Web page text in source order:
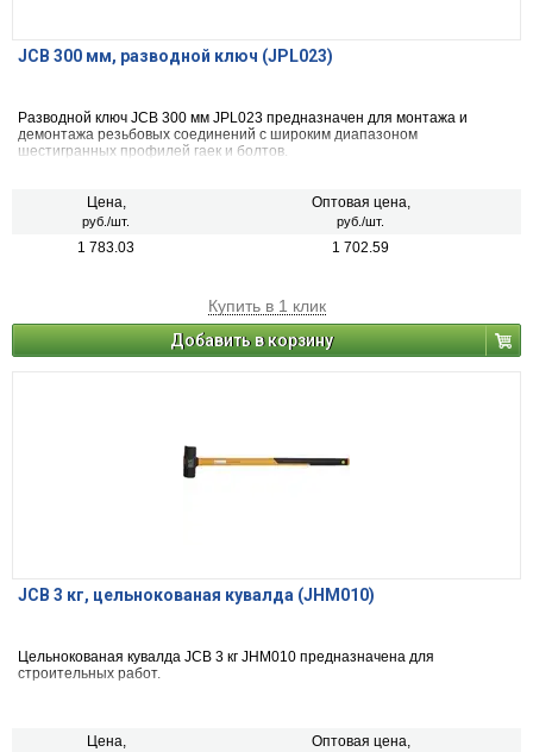
JCB 300 мм, разводной ключ (JPL023)
Разводной ключ JCB 300 мм JPL023 предназначен для монтажа и
демонтажа резьбовых соединений с широким диапазоном
шестигранных профилей гаек и болтов.
Цена,
руб./шт.
Оптовая цена,
руб./шт.
1 783.03 1 702.59
Купить в 1 клик
Добавить в корзину
JCB 3 кг, цельнокованая кувалда (JHM010)
Цельнокованая кувалда JCB 3 кг JHM010 предназначена для
строительных работ.
Цена, Оптовая цена,